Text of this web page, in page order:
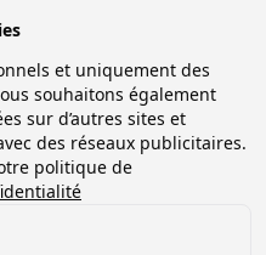
et uniquement des
souhaitons également
sur d’autres sites et
des réseaux publicitaires.
politique de